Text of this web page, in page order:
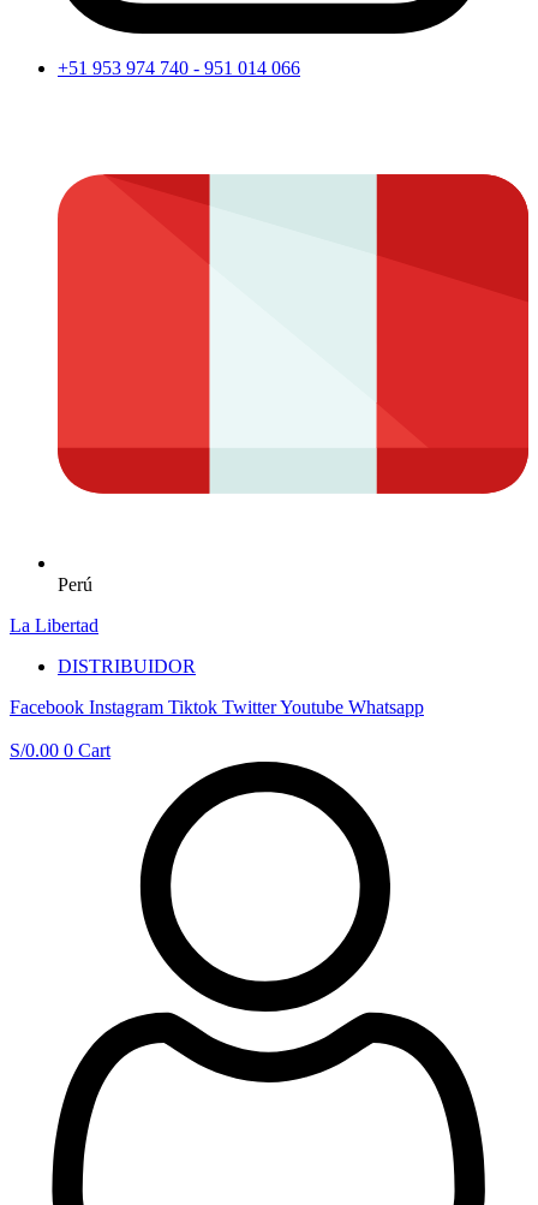
+51 953 974 740 - 951 014 066
Perú
La Libertad
DISTRIBUIDOR
Facebook Instagram Tiktok TwitterYoutube Whatsapp
S/0.00 0 Cart